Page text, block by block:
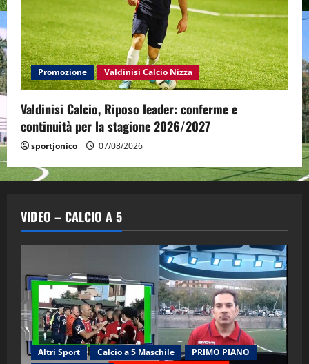
Promozione Valdinisi Calcio Nizza
Valdinisi Calcio, Riposo leader: conferme e
continuità per la stagione 2026/2027
sportjonico 07/08/2026
VIDEO – CALCIO A 5
Altri Sport Calcio a 5 Maschile
PRIMO PIANO